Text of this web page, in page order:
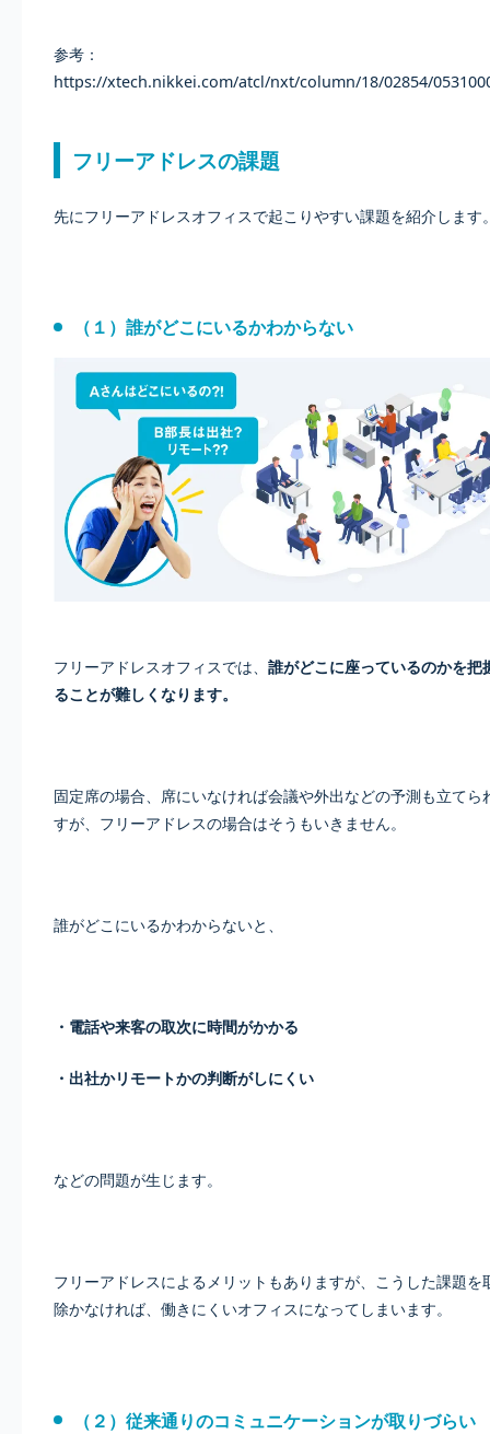
参考：
https://xtech.nikkei.com/atcl/nxt/column/18/02854/
フリーアドレスの課題
先にフリーアドレスオフィスで起こりやすい課題を紹介します
（１）誰がどこにいるかわからない
フリーアドレスオフィスでは、 誰がどこに座っているのかを把
ることが難しくなります。
固定席の場合、席にいなければ会議や外出などの予測も立てら
すが、フリーアドレスの場合はそうもいきません。
誰がどこにいるかわからないと、
・電話や来客の取次に時間がかかる
・出社かリモートかの判断がしにくい
などの問題が生じます。
フリーアドレスによるメリットもありますが、こうした課題を
除かなければ、働きにくいオフィスになってしまいます。
（２）従来通りのコミュニケーションが取りづらい